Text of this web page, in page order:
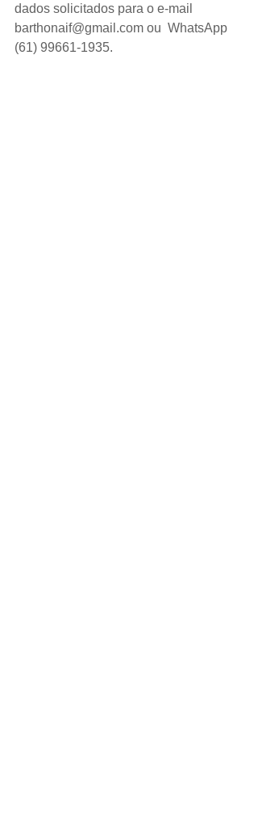
dados solicitados para o e-mail
barthonaif@gmail.com ou  WhatsApp
(61) 99661-1935.